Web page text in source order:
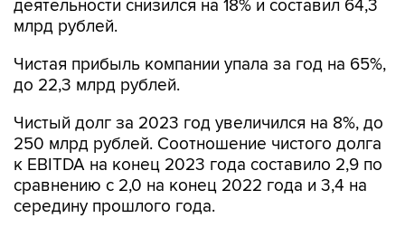
Чистая прибыль компании упала за год на 65%,
Чистый долг за 2023 год увеличился на 8%, до
к EBITDA на конец 2023 года составило 2,9 по
сравнению с 2,0 на конец 2022 года и 3,4 на
середину прошлого года.
Капитальные вложения группы в обновление и